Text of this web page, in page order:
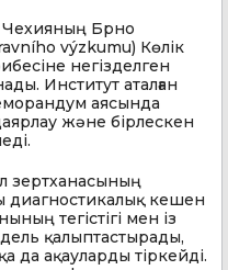
Брно
výzkumu) Көлік
негізделген
Институт аталған
аясында
және бірлескен
зертханасының
диагностикалық кешен
тегістігі мен із
қалыптастырады,
да ақауларды тіркейді.